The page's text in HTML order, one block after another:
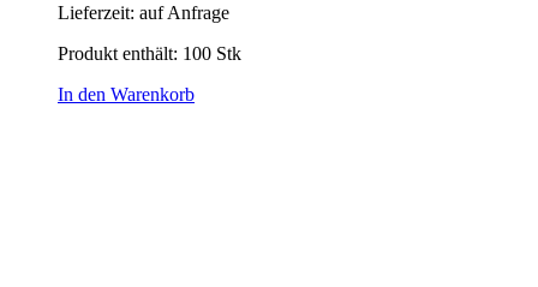
Lieferzeit: auf Anfrage
Produkt enthält: 100 Stk
In den Warenkorb